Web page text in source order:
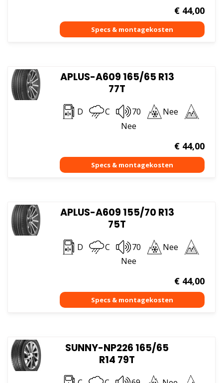
€44,00
APLUS-A609 165/65 R13
77T
D C 70
Nee
Nee
€44,00
APLUS-A609 155/70 R13
75T
D C 70
Nee
Nee
€44,00
SUNNY-NP226 165/65
R14 79T